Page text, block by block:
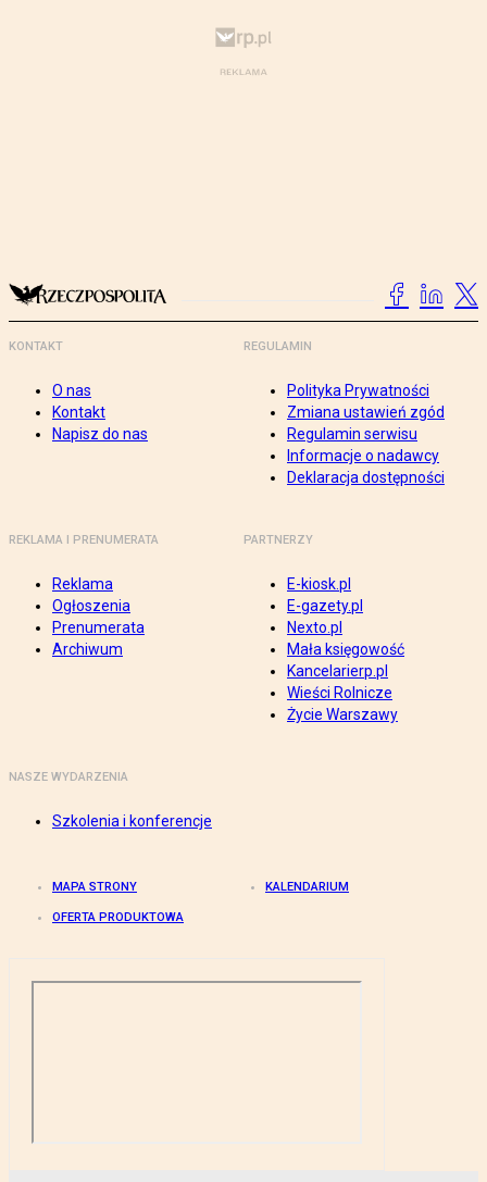
KONTAKT
O nas
Kontakt
Napisz do nas
REGULAMIN
Polityka Prywatności
Zmiana ustawień zgód
Regulamin serwisu
Informacje o nadawcy
Deklaracja dostępności
REKLAMA I PRENUMERATA
Reklama
Ogłoszenia
Prenumerata
Archiwum
PARTNERZY
E-kiosk.pl
E-gazety.pl
Nexto.pl
Mała księgowość
Kancelarierp.pl
Wieści Rolnicze
Życie Warszawy
NASZE WYDARZENIA
Szkolenia i konferencje
MAPA STRONY KALENDARIUM
OFERTA PRODUKTOWA